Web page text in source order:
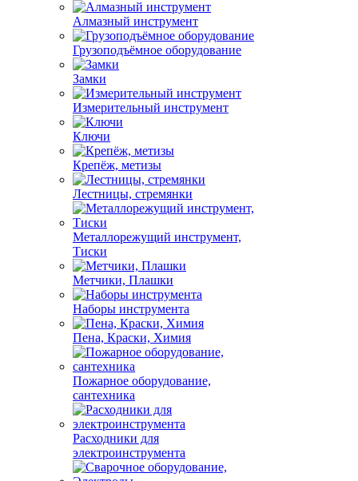
Алмазный инструмент
Грузоподъёмное оборудование
Замки
Измерительный инструмент
Ключи
Крепёж, метизы
Лестницы, стремянки
Металлорежущий инструмент,
Тиски
Метчики, Плашки
Наборы инструмента
Пена, Краски, Химия
Пожарное оборудование,
сантехника
Расходники для
электроинструмента